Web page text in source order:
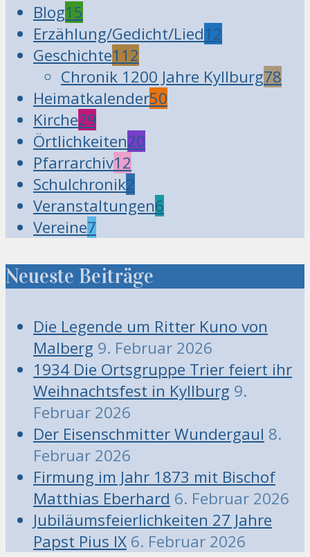
Blog15
Erzählung/Gedicht/Lied12
Geschichte112
Chronik 1200 Jahre Kyllburg78
Heimatkalender50
Kirche29
Örtlichkeiten20
Pfarrarchiv12
Schulchronik2
Veranstaltungen6
Vereine7
Neueste Beiträge
Die Legende um Ritter Kuno von
Malberg 9. Februar 2026
1934 Die Ortsgruppe Trier feiert ihr
Weihnachtsfest in Kyllburg 9.
Februar 2026
Der Eisenschmitter Wundergaul 8.
Februar 2026
Firmung im Jahr 1873 mit Bischof
Matthias Eberhard 6. Februar 2026
Jubiläumsfeierlichkeiten 27 Jahre
Papst Pius IX 6. Februar 2026